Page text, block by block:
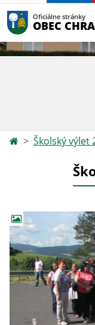
Oficiálne stránky
OBEC
Školský výlet